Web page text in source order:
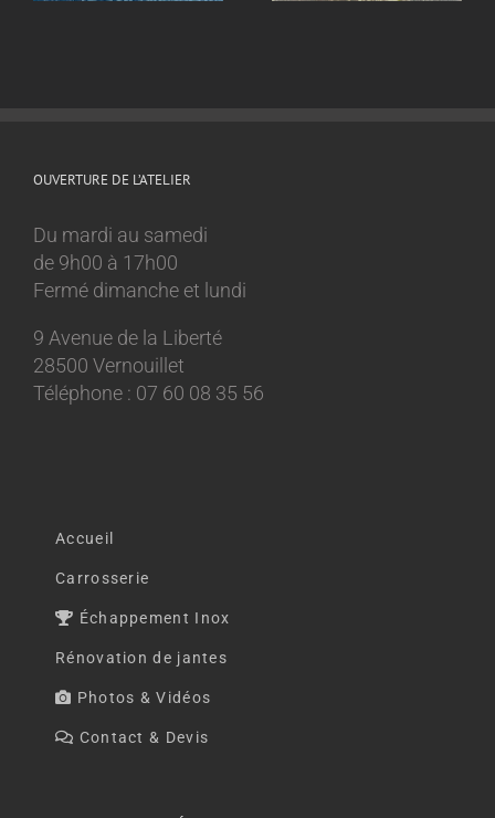
OUVERTURE DE L’ATELIER
Du mardi au samedi
de 9h00 à 17h00
Fermé dimanche et lundi
9 Avenue de la Liberté
28500 Vernouillet
Téléphone : 07 60 08 35 56
Accueil
Carrosserie
Échappement Inox
Rénovation de jantes
Photos & Vidéos
Contact & Devis